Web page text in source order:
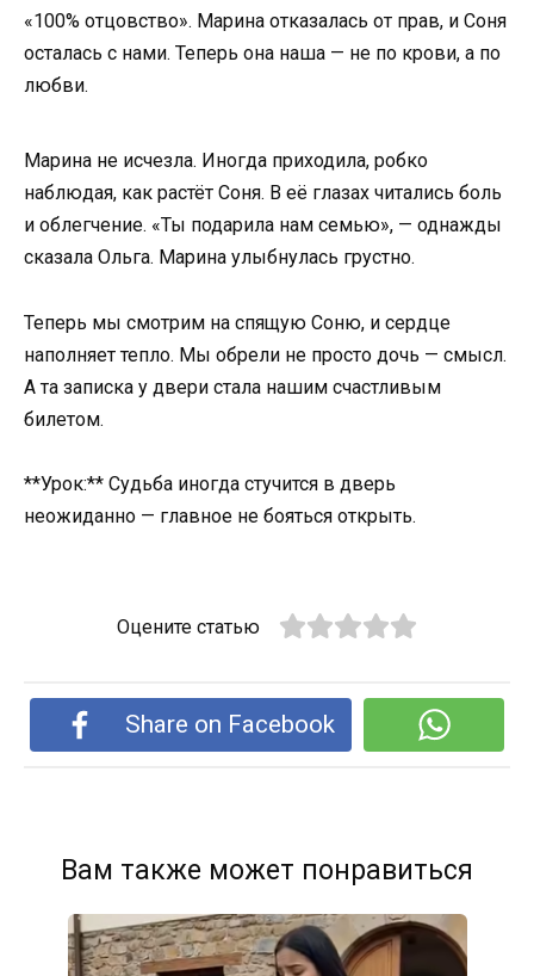
«100% отцовство». Марина отказалась от прав, и Соня
осталась с нами. Теперь она наша — не по крови, а по
любви.
Марина не исчезла. Иногда приходила, робко
наблюдая, как растёт Соня. В её глазах читались боль
и облегчение. «Ты подарила нам семью», — однажды
сказала Ольга. Марина улыбнулась грустно.
Теперь мы смотрим на спящую Соню, и сердце
наполняет тепло. Мы обрели не просто дочь — смысл.
А та записка у двери стала нашим счастливым
билетом.
**Урок:** Судьба иногда стучится в дверь
неожиданно — главное не бояться открыть.
Оцените статью
Share on Facebook
Вам также может понравиться